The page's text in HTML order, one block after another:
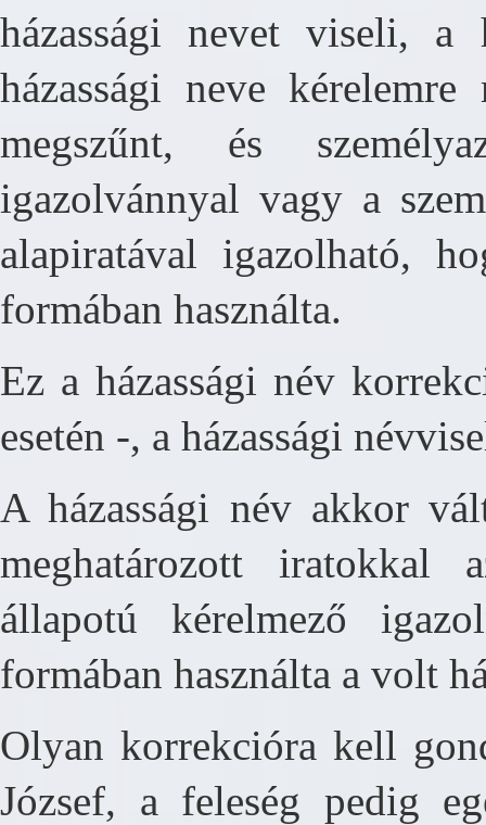
házassági nevet viseli, a
házassági neve kérelemre
megszűnt, és
igazolvánnyal vagy a
alapiratával igazolható,
formában használta.
Ez a házassági név
esetén -, a házassági
A házassági név akkor
meghatározott
állapotú kérelmező
formában használta a volt
Olyan korrekcióra kell
József, a feleség pedig